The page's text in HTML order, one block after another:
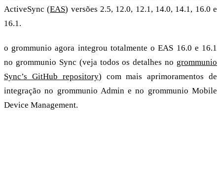
ActiveSync (EAS) versões 2.5, 12.0, 12.1, 14.0, 14.1, 16.0 e
16.1.
o grommunio agora integrou totalmente o EAS 16.0 e 16.1
no grommunio Sync (veja todos os detalhes no grommunio
Sync’s GitHub repository) com mais aprimoramentos de
integração no grommunio Admin e no grommunio Mobile
Device Management.